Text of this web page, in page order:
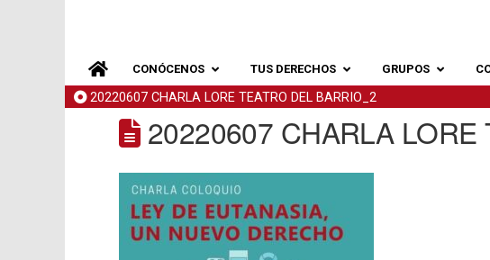
CONÓCENOS TUS DERECHOS GRUPOS
20220607 CHARLA LORE TEATRO DEL BARRIO_2
20220607 CHARLA LORE